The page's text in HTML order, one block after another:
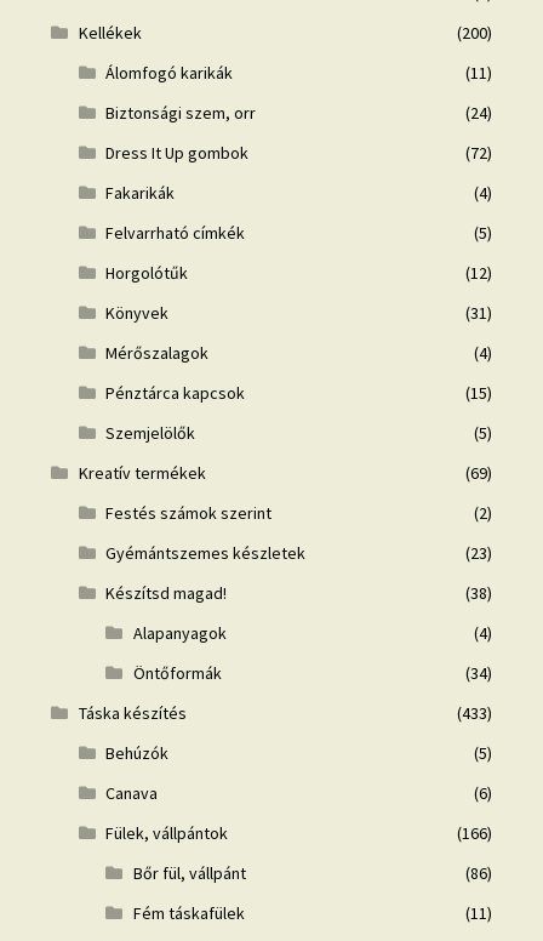
Kellékek
(200)
Álomfogó karikák
(11)
Biztonsági szem, orr
(24)
Dress It Up gombok
(72)
Fakarikák
(4)
Felvarrható címkék
(5)
Horgolótűk
(12)
Könyvek
(31)
Mérőszalagok
(4)
Pénztárca kapcsok
(15)
Szemjelölők
(5)
Kreatív termékek
(69)
Festés számok szerint
(2)
Gyémántszemes készletek
(23)
Készítsd magad!
(38)
Alapanyagok
(4)
Öntőformák
(34)
Táska készítés
(433)
Behúzók
(5)
Canava
(6)
Fülek, vállpántok
(166)
Bőr fül, vállpánt
(86)
Fém táskafülek
(11)